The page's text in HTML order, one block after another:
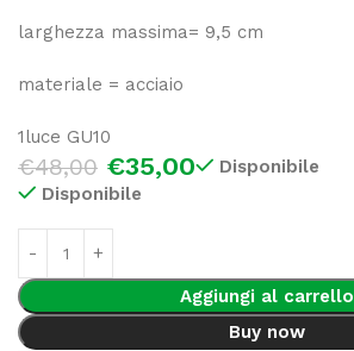
larghezza massima= 9,5 cm
materiale = acciaio
1luce GU10
€48,00 €35,00
Disponibile
Disponibile
Aggiungi al carrello
Buy now